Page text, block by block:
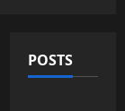
POSTS